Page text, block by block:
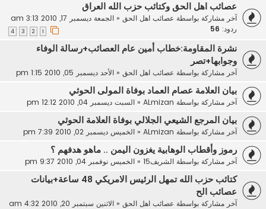
عصائب اهل الحق وكتائب حزب الله العراق
آخر مشاركة بواسطة عصائب اهل الحق« الجمعة ديسمبر 17, 2010 3:13 am
ردود: 56
3
4
نشرة المقاومة:خطاب أمين عام العصائب+رسالة الوفاء
وجوابها+تصر
آخر مشاركة بواسطة عصائب اهل الحق« الأحد ديسمبر 05, 2010 1:15 pm
بيان العلامة عصام العماد بوفاة المولى الحوثي
آخر مشاركة بواسطة ALmizan
« السبت ديسمبر 04, 2010 12:12 pm
بيان المرجع الشيعي الجلالي بوفاة العلامة الحوثي
آخر مشاركة بواسطة ALmizan
« الخميس ديسمبر 02, 2010 7:39 pm
رموز وأقطاب الوهابية يغزون اليمن .. ماهو هدفهم ؟
آخر مشاركة بواسطة الشريف15 « الخميس نوفمبر 04, 2010 9:37 pm
كتائب حزب الله تمهل الرئيس الامريكي 48 ساعة+بيانات
عصائب الح
آخر مشاركة بواسطة عصائب اهل الحق« الاثنين سبتمبر 20, 2010 4:32 am